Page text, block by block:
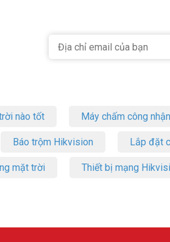
nào tốt Máy chấm công
Báo trộm Hikvision Lắp đặt
mặt trời Thiết bị mạng